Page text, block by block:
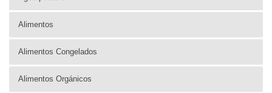
Alimentos
Alimentos Congelados
Alimentos Orgánicos